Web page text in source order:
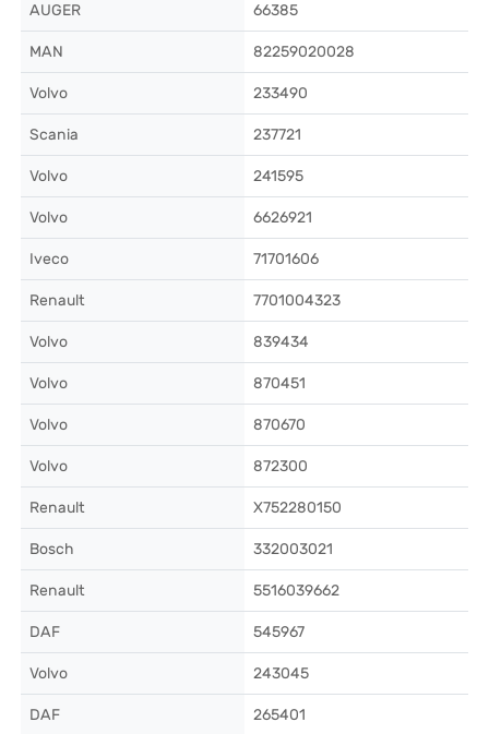
AUGER 66385
MAN 82259020028
Volvo 233490
Scania 237721
Volvo 241595
Volvo 6626921
Iveco 71701606
Renault 7701004323
Volvo 839434
Volvo 870451
Volvo 870670
Volvo 872300
Renault X752280150
Bosch 332003021
Renault 5516039662
DAF 545967
Volvo 243045
DAF 265401